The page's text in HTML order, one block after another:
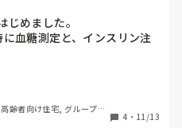
めました。
血糖測定と、インスリン注
てた方にインスリンのやり
護職員でもないのになぜ聞く
齢者向け住宅, グループホ
4 ・ 11/13